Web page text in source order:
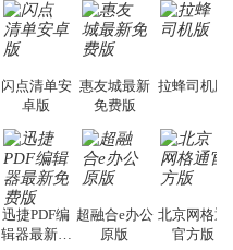
闪点清单安
卓版
惠友城最新
免费版
拉蜂司机版
迅捷PDF编
辑器最新免
超融合e办公
原版
北京网格通
官方版